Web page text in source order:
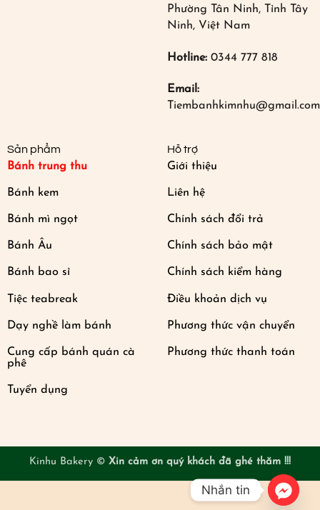
Phường Tân Ninh, Tỉnh Tây
Ninh, Việt Nam
Hotline: 0344 777 818
Email:
Tiembanhkimnhu@gmail.com
Sản phẩm
Bánh trung thu
Bánh kem
Bánh mì ngọt
Bánh Âu
Bánh bao sỉ
Tiệc teabreak
Dạy nghề làm bánh
Cung cấp bánh quán cà
phê
Tuyển dụng
Hỗ trợ
Giới thiệu
Liên hệ
Chính sách đổi trả
Chính sách bảo mật
Chính sách kiểm hàng
Điều khoản dịch vụ
Phương thức vận chuyển
Phương thức thanh toán
Kinhu Bakery © Xin cảm ơn quý khách đã ghé thăm !!!
Nhắn tin